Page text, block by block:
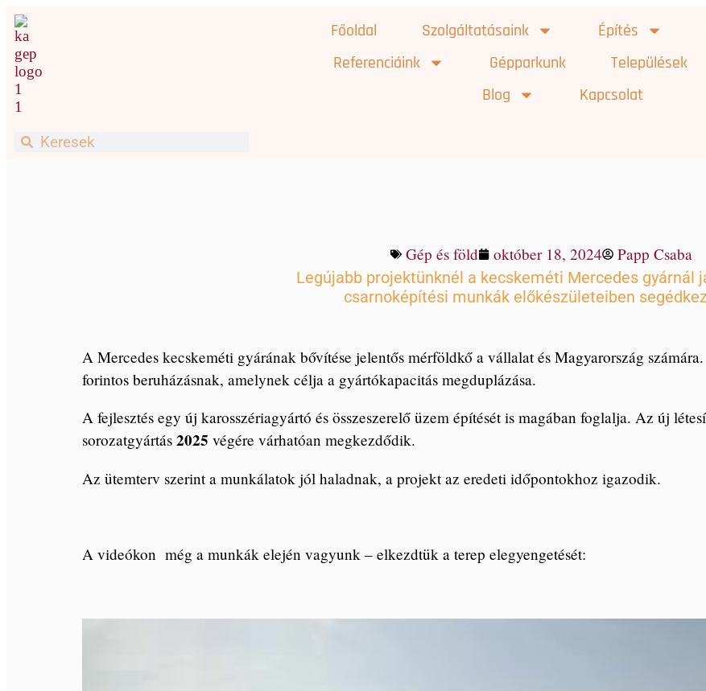
Főoldal Szolgáltatásaink Építés
Referenciáink
Gépparkunk Települések
Blog
Kapcsolat
Gép és föld október 18, 2024 Papp Csaba
Legújabb projektünknél a kecskeméti Mercedes gyárnál
csarnoképítési munkák előkészületeiben
A Mercedes kecskeméti gyárának bővítése jelentős mérföldkő a vállalat és Magyarország
forintos beruházásnak, amelynek célja a gyártókapacitás megduplázása.
A fejlesztés egy új karosszériagyártó és összeszerelő üzem építését is magában foglalja. Az új
sorozatgyártás 2025 végére várhatóan megkezdődik.
Az ütemterv szerint a munkálatok jól haladnak, a projekt az eredeti időpontokhoz igazodik.
A videókon még a munkák elején vagyunk – elkezdtük a terep elegyengetését: